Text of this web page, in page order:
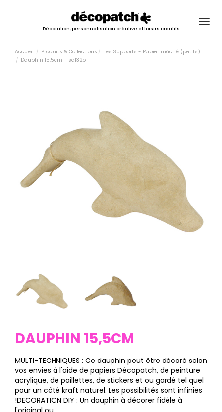
Décoration, personnalisation créative et loisirs créatifs
Accueil Produits & Collections
Les Supports - Papier mâché (petits)
Dauphin 15,5cm - sa132o
DAUPHIN 15,5CM
MULTI-TECHNIQUES : Ce dauphin peut être décoré selon
vos envies à l'aide de papiers Décopatch, de peinture
acrylique, de paillettes, de stickers et ou gardé tel quel
pour un côté kraft naturel. Les possibilités sont infinies
!DECORATION DIY : Un dauphin à décorer fidèle à